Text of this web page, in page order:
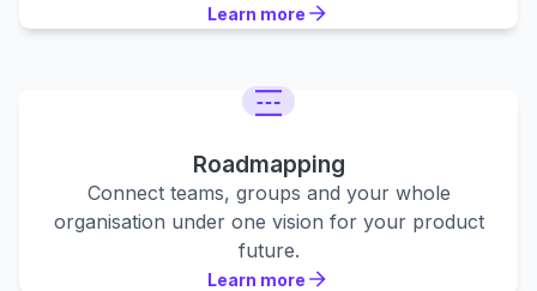
Learn more
Learn more
Roadmapping
Connect teams, groups and your whole
organisation under one vision for your product
future.
Learn more